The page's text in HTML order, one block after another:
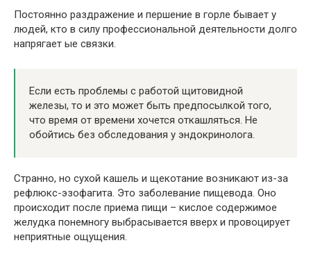
Постоянно раздражение и першение в горле бывает у
людей, кто в силу профессиональной деятельности долго
напрягает ые связки.
Если есть проблемы с работой щитовидной
железы, то и это может быть предпосылкой того,
что время от времени хочется откашляться. Не
обойтись без обследования у эндокринолога.
Странно, но сухой кашель и щекотание возникают из-за
рефлюкс-эзофагита. Это заболевание пищевода. Оно
происходит после приема пищи – кислое содержимое
желудка понемногу выбрасывается вверх и провоцирует
неприятные ощущения.